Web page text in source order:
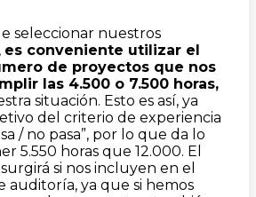
seleccionar nuestros
es conveniente utilizar el
de proyectos que nos
las 4.500 o 7.500 horas,
situación. Esto es así, ya
del criterio de experiencia
/ no pasa”, por lo que da lo
5.550 horas que 12.000. El
si nos incluyen en el
auditoría, ya que si hemos